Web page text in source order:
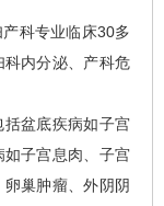
科专业临床30多
内分泌、产科危
盆底疾病如子宫
子宫息肉、子宫
巢肿瘤、外阴阴